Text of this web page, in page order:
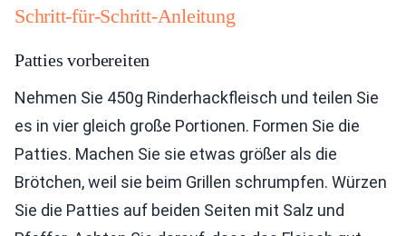
Schritt-für-Schritt-Anleitung
Patties vorbereiten
Nehmen Sie 450g Rinderhackfleisch und teilen Sie
es in vier gleich große Portionen. Formen Sie die
Patties. Machen Sie sie etwas größer als die
Brötchen, weil sie beim Grillen schrumpfen. Würzen
Sie die Patties auf beiden Seiten mit Salz und